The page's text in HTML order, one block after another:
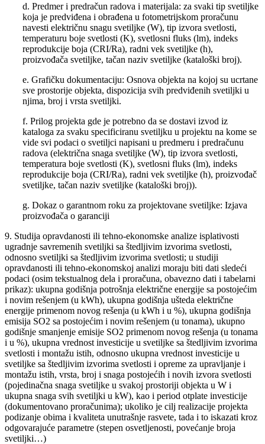
d. Predmer i predračun radova i materijala: za svaki tip svetiljke
koja je predviđena i obrađena u fotometrijskom proračunu
navesti električnu snagu svetiljke (W), tip izvora svetlosti,
temperaturu boje svetlosti (K), svetlosni fluks (lm), indeks
reprodukcije boja (CRI/Ra), radni vek svetiljke (h),
proizvođača svetiljke, tačan naziv svetiljke (kataloški broj).
e. Grafičku dokumentaciju: Osnova objekta na kojoj su ucrtane
sve prostorije objekta, dispozicija svih predviđenih svetiljki u
njima, broj i vrsta svetiljki.
f. Prilog projekta gde je potrebno da se dostavi izvod iz
kataloga za svaku specificiranu svetiljku u projektu na kome se
vide svi podaci o svetiljci napisani u predmeru i predračunu
radova (električna snaga svetiljke (W), tip izvora svetlosti,
temperatura boje svetlosti (K), svetlosni fluks (lm), indeks
reprodukcije boja (CRI/Ra), radni vek svetiljke (h), proizvođač
svetiljke, tačan naziv svetiljke (kataloški broj)).
g. Dokaz o garantnom roku za projektovane svetiljke: Izjava
proizvođača o garanciji
9. Studija opravdanosti ili tehno-ekonomske analize isplativosti
ugradnje savremenih svetiljki sa štedljivim izvorima svetlosti,
odnosno svetiljki sa štedljivim izvorima svetlosti; u studiji
opravdanosti ili tehno-ekonomskoj analizi moraju biti dati sledeći
podaci (osim tekstualnog dela i proračuna, obavezno dati i tabelarni
prikaz): ukupna godišnja potrošnja električne energije sa postojećim
i novim rešenjem (u kWh), ukupna godišnja ušteda električne
energije primenom novog rešenja (u kWh i u %), ukupna godišnja
emisija SO2 sa postojećim i novim rešenjem (u tonama), ukupno
godišnje smanjenje emisije SO2 primenom novog rešenja (u tonama
i u %), ukupna vrednost investicije u svetiljke sa štedljivim izvorima
svetlosti i montažu istih, odnosno ukupna vrednost investicije u
svetiljke sa štedljivim izvorima svetlosti i opreme za upravljanje i
montažu istih, vrsta, broj i snaga postojećih i novih izvora svetlosti
(pojedinačna snaga svetiljke u svakoj prostoriji objekta u W i
ukupna snaga svih svetiljki u kW), kao i period otplate investicije
(dokumentovano proračunima); ukoliko je cilj realizacije projekta
podizanje obima i kvaliteta unutrašnje rasvete, tada i to iskazati kroz
odgovarajuće parametre (stepen osvetljenosti, povećanje broja
svetiljki…)